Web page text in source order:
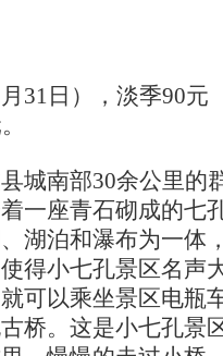
31日），淡季90元
城南部30余公里的
一座青石砌成的七
湖泊和瀑布为一体
得小七孔景区名声
可以乘坐景区电瓶
桥。这是小七孔景